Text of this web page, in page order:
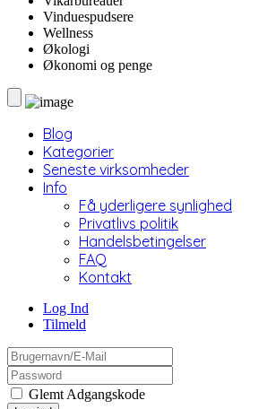
Vinduespudsere
Wellness
Økologi
Økonomi og penge
Blog
Kategorier
Seneste virksomheder
Info
Få yderligere synlighed
Privatlivs politik
Handelsbetingelser
FAQ
Kontakt
Log Ind
Tilmeld
Glemt Adgangskode